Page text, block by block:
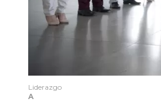
Liderazgo
A